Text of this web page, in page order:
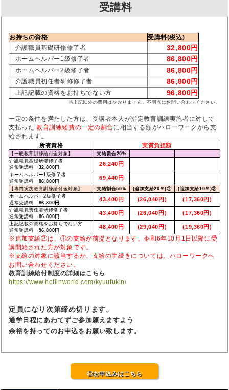
受講料
お持ちの資格
受講料(税込)
介護職員基礎研修修了者
32,800円
ホームヘルパー1級修了者 86,800円
ホームヘルパー2級修了者 86,800円
介護職員初任者研修修了者 86,800円
上記記載の資格をお持ちでない方 96,800円
※上記以外の費用はかかりません。不明点はお問い合わせください。
一定の条件を満たした方は、受講者本人が指定教育訓練実施者に対して
支払った 教育訓練経費の一定の割合に相当する額がハローワークから支
給されます。
所有資格 実質負担額
【一般教育訓練給付金対象】 支給割合20%
介護職員基礎研修修了者
通常受講料 32,800円
26,240円
ホームヘルパー1級修了者
通常受講料 86,800円
69,440円
【専門実践教育訓練給付金対象】 支給割合50％ (追加支給20％)① (追加支給10％)②
ホームヘルパー2級修了者
通常受講料 86,800円
43,400円 (26,040円) (17,360円)
介護職員初任者研修修了者
通常受講料 86,800円
43,400円 (26,040円) (17,360円)
上記記載の資格をお持ちでない方
通常受講料 96,800円
48,400円 (29,040円) (19,360円)
※追加支給②は、①の支給が前提となります。令和6年10月1日以降に受
講開始された方が対象です。
※支給の対象に該当するか、支給の手続きについては、ハローワークへ
お問い合わせください。
教育訓練給付制度の詳細はこちら
https://www.hotlinworld.com/kyuufukin/
定員になり次第締め切ります。
通学日程にあわてずご参加願えますよう
余裕を持ってのお申込をお願い致します。
◎お申込みはこちら